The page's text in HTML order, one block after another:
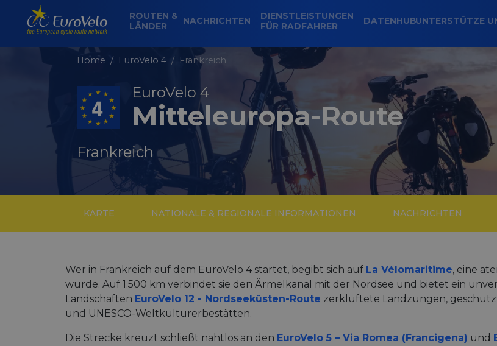
ROUTEN &
LÄNDER
NACHRICHTEN
DIENSTLEISTUNGEN
FÜR RADFAHRER
DATENHUBUNTERSTÜTZE
Home EuroVelo 4 Frankreich
EuroVelo 4
Mitteleuropa-Route
Frankreich
KARTE NATIONALE & REGIONALE INFORMATIONEN NACHRICHTEN
Wer in Frankreich auf dem EuroVelo 4 startet, begibt sich auf La Vélomaritime, eine
wurde. Auf 1.500 km verbindet sie den Ärmelkanal mit der Nordsee und bietet ein
Landschaften EuroVelo 12 - Nordseeküsten-Route zerklüftete Landzungen,
und UNESCO-Weltkulturerbestätten.
Die Strecke kreuzt schließt nahtlos an den EuroVelo 5 – Via Romea (Francigena) und